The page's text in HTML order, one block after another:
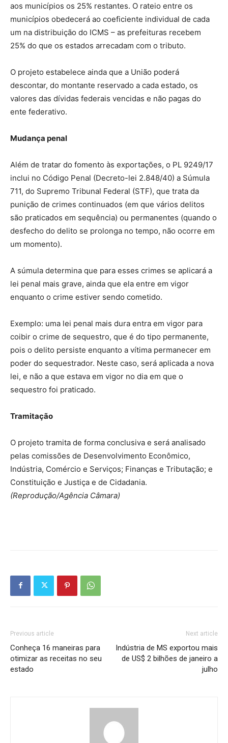
aos municípios os 25% restantes. O rateio entre os
municípios obedecerá ao coeficiente individual de cada
um na distribuição do ICMS – as prefeituras recebem
25% do que os estados arrecadam com o tributo.
O projeto estabelece ainda que a União poderá
descontar, do montante reservado a cada estado, os
valores das dívidas federais vencidas e não pagas do
ente federativo.
Mudança penal
Além de tratar do fomento às exportações, o PL 9249/17
inclui no Código Penal (Decreto-lei 2.848/40) a Súmula
711, do Supremo Tribunal Federal (STF), que trata da
punição de crimes continuados (em que vários delitos
são praticados em sequência) ou permanentes (quando o
desfecho do delito se prolonga no tempo, não ocorre em
um momento).
A súmula determina que para esses crimes se aplicará a
lei penal mais grave, ainda que ela entre em vigor
enquanto o crime estiver sendo cometido.
Exemplo: uma lei penal mais dura entra em vigor para
coibir o crime de sequestro, que é do tipo permanente,
pois o delito persiste enquanto a vítima permanecer em
poder do sequestrador. Neste caso, será aplicada a nova
lei, e não a que estava em vigor no dia em que o
sequestro foi praticado.
Tramitação
O projeto tramita de forma conclusiva e será analisado
pelas comissões de Desenvolvimento Econômico,
Indústria, Comércio e Serviços; Finanças e Tributação; e
Constituição e Justiça e de Cidadania.
(Reprodução/Agência Câmara)
Previous article
Conheça 16 maneiras para
otimizar as receitas no seu
estado
Next article
Indústria de MS exportou mais
de US$ 2 bilhões de janeiro a
julho